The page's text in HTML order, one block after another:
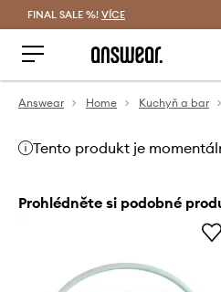
FINAL SALE %! VÍCE
Answear Home Kuchyň a bar
Tento produkt je
Prohlédněte si podobné